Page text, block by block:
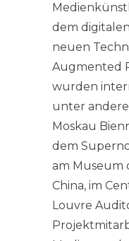
dem
neuen
Augmented
wurden
unter
Moskau
dem
am Museum
China, im
Louvre